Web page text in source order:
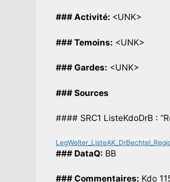
### Activité: <UNK>
### Temoins: <UNK>
### Gardes: <UNK>
### Sources
#### SRC1 ListeKdoDrB :
### DataQ: BB
### Commentaires: Kdo